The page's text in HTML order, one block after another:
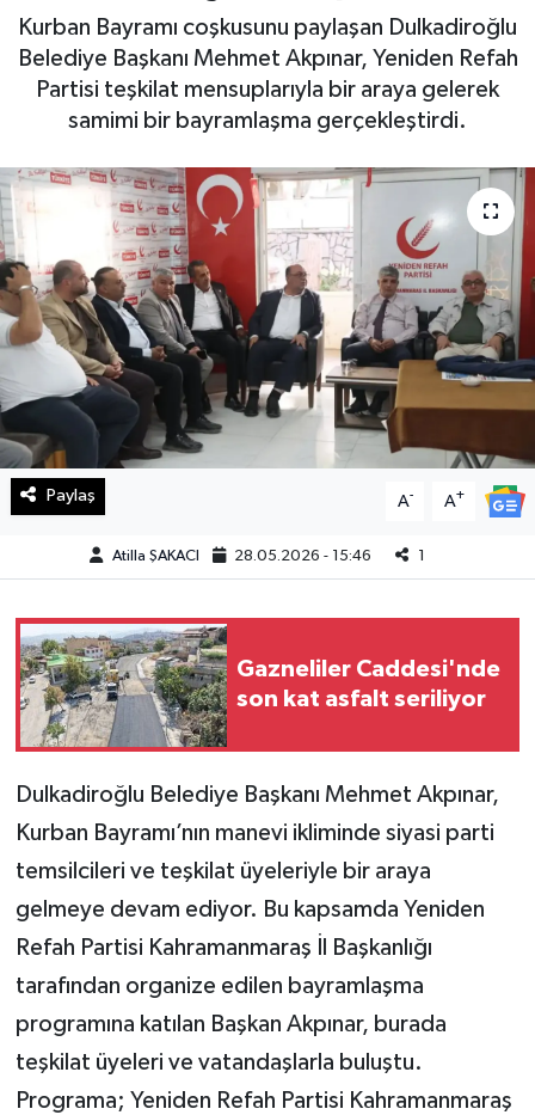
Kurban Bayramı coşkusunu paylaşan Dulkadiroğlu
Belediye Başkanı Mehmet Akpınar, Yeniden Refah
Partisi teşkilat mensuplarıyla bir araya gelerek
samimi bir bayramlaşma gerçekleştirdi.
Paylaş A- A+
Atilla ŞAKACI 28.05.2026 - 15:46 1
Gazneliler Caddesi'nde
son kat asfalt seriliyor
Dulkadiroğlu Belediye Başkanı Mehmet Akpınar,
Kurban Bayramı’nın manevi ikliminde siyasi parti
temsilcileri ve teşkilat üyeleriyle bir araya
gelmeye devam ediyor. Bu kapsamda Yeniden
Refah Partisi Kahramanmaraş İl Başkanlığı
tarafından organize edilen bayramlaşma
programına katılan Başkan Akpınar, burada
teşkilat üyeleri ve vatandaşlarla buluştu.
Programa; Yeniden Refah Partisi Kahramanmaraş
Haberde İnsan
Kültür Sanat
Magazin
Manşet Altı
Manşetler
Resmi İlan
Sağlık
Spor
Yaşam
KAHRAMANMARAŞ